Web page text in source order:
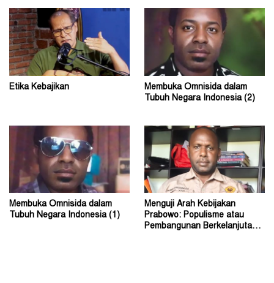
Etika Kebajikan
Membuka Omnisida dalam
Tubuh Negara Indonesia (2)
Membuka Omnisida dalam
Tubuh Negara Indonesia (1)
Menguji Arah Kebijakan
Prabowo: Populisme atau
Pembangunan Berkelanjutan?